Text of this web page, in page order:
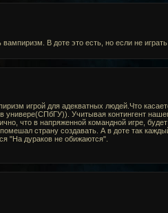
В доте это есть, но если не
игрой для адекватных людей.Что
Учитывая контингент
что в напряженной командной игре,
страну создавать. А в доте так
"На дураков не обижаются".